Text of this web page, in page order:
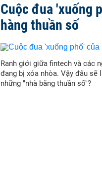
Cuộc đua 'xuống
hàng thuần số
Ranh giới giữa fintech và các
đang bị xóa nhòa. Vậy đâu
những "nhà băng thuần số"?